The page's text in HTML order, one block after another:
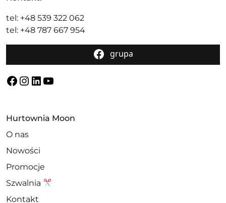
tel: +48 539 322 062
tel: +48 787 667 954
grupa
Facebook
Instagram
LinkedIn
YouTube
Hurtownia Moon
O nas
Nowości
Promocje
Szwalnia
Kontakt